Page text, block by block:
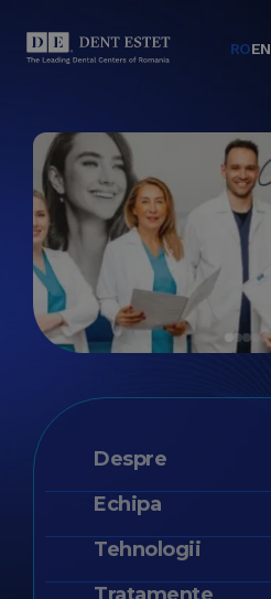
ROEN
Despre
Echipa
Tehnologii